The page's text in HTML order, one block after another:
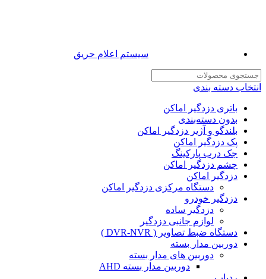
سیستم اعلام حریق
انتخاب دسته بندی
باتری دزدگیر اماکن
بدون دسته‌بندی
بلندگو و آژیر دزدگیر اماکن
پک دزدگیر اماکن
جک درب پارکینگ
چشم دزدگیر اماکن
دزدگیر اماکن
دستگاه مرکزی دزدگیر اماکن
دزدگیر خودرو
دزدگیر ساده
لوازم جانبی دزدگیر
دستگاه ضبط تصاویر ( DVR-NVR )
دوربین مدار بسته
دوربین های مدار بسته
دوربین مدار بسته AHD